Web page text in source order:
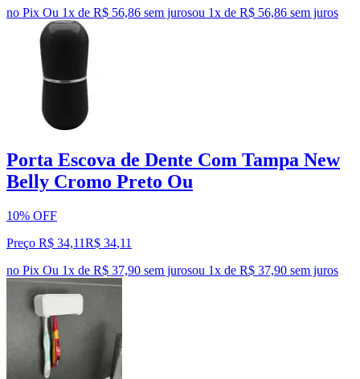
no Pix Ou 1x de R$ 56,86 sem jurosou 1x de R$ 56,86 sem juros
Porta Escova de Dente Com Tampa New
Belly Cromo Preto Ou
10% OFF
Preço R$ 34,11R$ 34,11
no Pix Ou 1x de R$ 37,90 sem jurosou 1x de R$ 37,90 sem juros